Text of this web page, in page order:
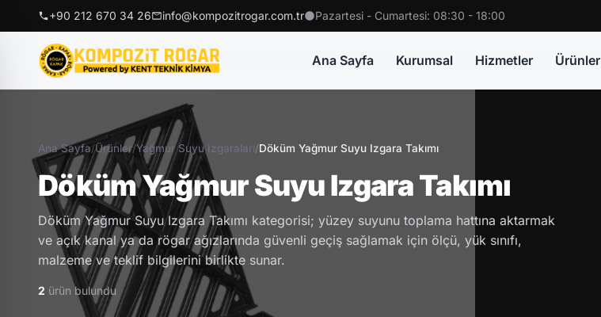
+90 212 670 34 26 info@kompozitrogar.com.tr Pazartesi - Cumartesi: 08:30 - 18:00
Ana Sayfa Kurumsal Hizmetler Ürünler
Ana Sayfa/Ürünler/Yağmur Suyu Izgaraları/Döküm Yağmur Suyu Izgara Takımı
Döküm Yağmur Suyu Izgara Takımı
Döküm Yağmur Suyu Izgara Takımı kategorisi; yüzey suyunu toplama hattına aktarmak
ve açık kanal ya da rögar ağızlarında güvenli geçiş sağlamak için ölçü, yük sınıfı,
malzeme ve teklif bilgilerini birlikte sunar.
2 ürün bulundu